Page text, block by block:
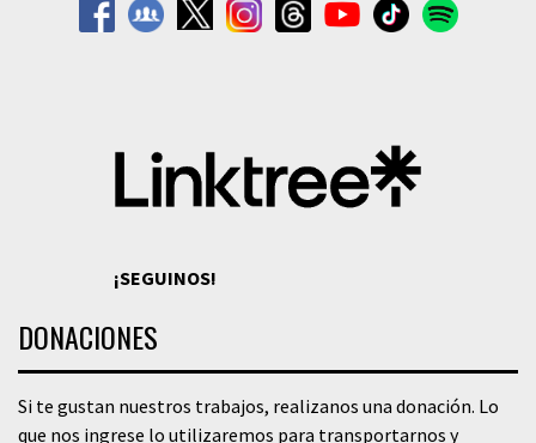
¡SEGUINOS!
DONACIONES
Si te gustan nuestros trabajos, realizanos una donación. Lo
que nos ingrese lo utilizaremos para transportarnos y